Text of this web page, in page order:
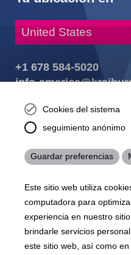
+1 678 584-5020
info-
4365 Hamilton Mill Rd.,
Conventus Polymers, New Jersey -
Parsippany-Troy Hills, NJ 07054,
KRAIBURG TPE Americas, , Meet with
experts to find out how we can best
Cookies del sistema
seguimiento anónimo
Guardar preferencias
Este sitio web utiliza
computadora para
experiencia en nuestro
brindarle servicios
este sitio web, así como